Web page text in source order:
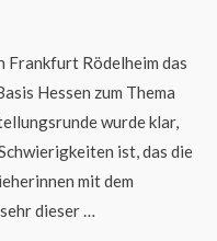
Frankfurt Rödelheim das
Hessen zum Thema
wurde klar,
ist, das die
mit dem
dieser …